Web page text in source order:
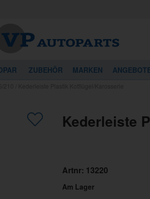
ZUBEHÖR MARKEN
Kederleiste
Artnr: 13220
Am Lager